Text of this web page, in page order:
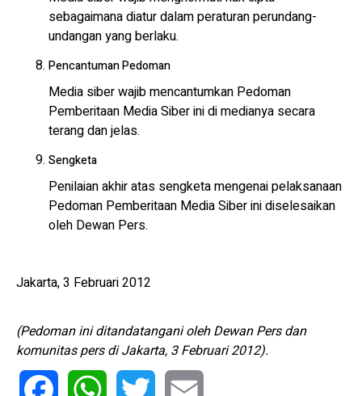
sebagaimana diatur dalam peraturan perundang-
undangan yang berlaku.
Pencantuman Pedoman
Media siber wajib mencantumkan Pedoman
Pemberitaan Media Siber ini di medianya secara
terang dan jelas.
Sengketa
Penilaian akhir atas sengketa mengenai pelaksanaan
Pedoman Pemberitaan Media Siber ini diselesaikan
oleh Dewan Pers.
Jakarta, 3 Februari 2012
(Pedoman ini ditandatangani oleh Dewan Pers dan
komunitas pers di Jakarta, 3 Februari 2012).